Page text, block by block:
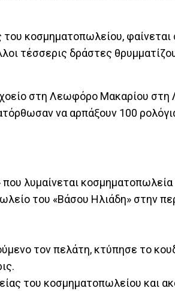
κοσμηματοπωλείου,
τέσσερις δράστες
στη Λεωφόρο Μακαρίου στη
να αρπάξουν 100
λυμαίνεται
του «Βάσου Ηλιάδη» στην
τον πελάτη, κτύπησε το
του κοσμηματοπωλείου και